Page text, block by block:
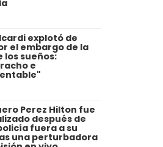
explotó de
el embargo de la
los sueños:
e
Perez Hilton fue
después de
fuera a su
una perturbadora